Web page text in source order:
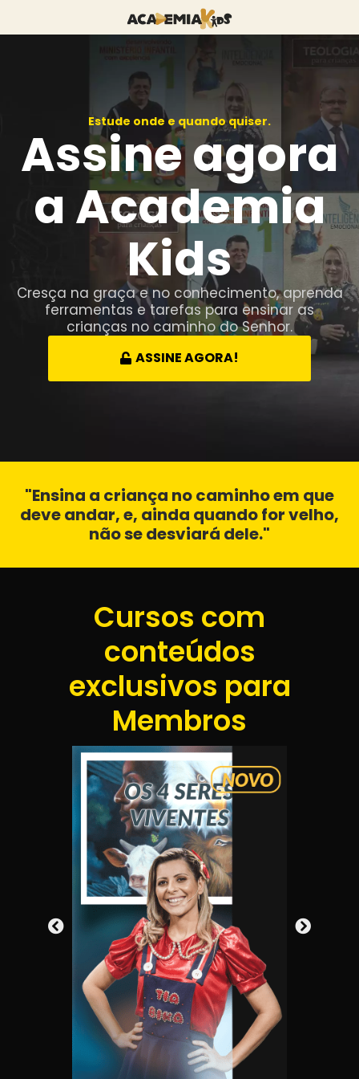
Estude onde e quando quiser.
Assine agora
a Academia
Kids
Cresça na graça e no conhecimento, aprenda
ferramentas e tarefas para ensinar as
crianças no caminho do Senhor.
ASSINE AGORA!
"Ensina a criança no caminho em que
deve andar, e, ainda quando for velho,
não se desviará dele."
Cursos com
conteúdos
exclusivos para
Membros